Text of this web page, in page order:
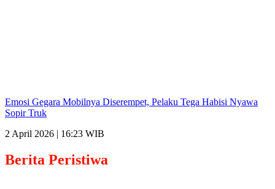
Emosi Gegara Mobilnya Diserempet, Pelaku Tega Habisi Nyawa
Sopir Truk
2 April 2026 | 16:23 WIB
Berita Peristiwa